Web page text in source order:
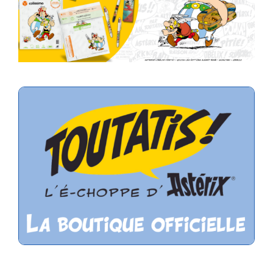
Bienvenue au Village Virtuel